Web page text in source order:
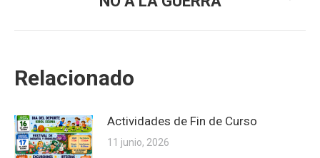
Relacionado
Actividades de Fin de Curso
11 junio, 2026